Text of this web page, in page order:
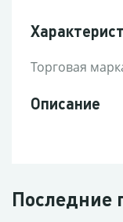
Торговая
Описание
Последние